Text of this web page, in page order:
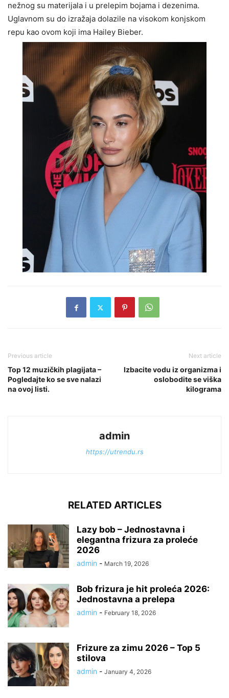
nežnog su materijala i u prelepim bojama i dezenima.
Uglavnom su do izražaja dolazile na visokom konjskom
repu kao ovom koji ima Hailey Bieber.
Previous article
Top 12 muzičkih plagijata –
Pogledajte ko se sve nalazi
na ovoj listi.
Next article
Izbacite vodu iz organizma i
oslobodite se viška
kilograma
admin
https://utrendu.rs
RELATED ARTICLES
Lazy bob – Jednostavna i
elegantna frizura za proleće
2026
admin - March 19, 2026
Bob frizura je hit proleća 2026:
Jednostavna a prelepa
admin - February 18, 2026
Frizure za zimu 2026 – Top 5
stilova
admin - January 4, 2026